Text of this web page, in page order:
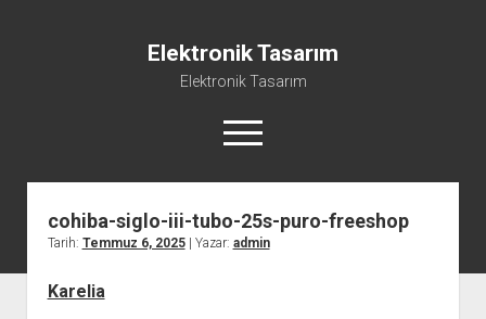
Elektronik Tasarım
Elektronik Tasarım
menüyü
aç
Instagram Gizli Hesap Görme Programsız
cohiba-siglo-iii-tubo-25s-puro-freeshop
Tarih: Temmuz 6, 2025| Yazar: admin
Karelia